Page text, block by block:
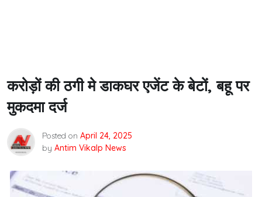
करोड़ों की ठगी मे डाकघर एजेंट के बेटों, बहू पर
मुकदमा दर्ज
Posted on April 24, 2025
by Antim Vikalp News